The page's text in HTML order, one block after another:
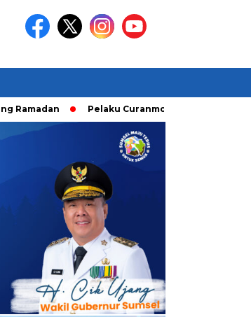
Pelaku Curanmor diringkusi Unit Ranmor